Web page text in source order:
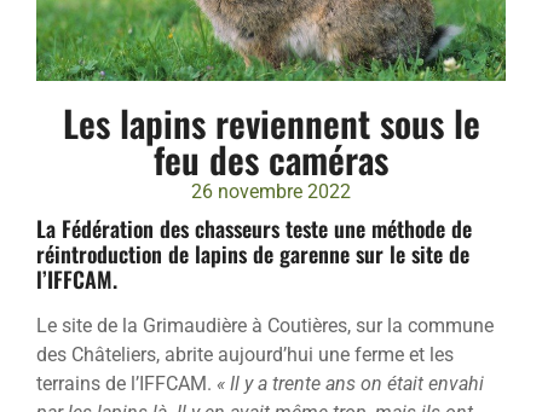
Les lapins reviennent sous le
feu des caméras
26 novembre 2022
La Fédération des chasseurs teste une méthode de
réintroduction de lapins de garenne sur le site de
l’IFFCAM.
Le site de la Grimaudière à Coutières, sur la commune
des Châteliers, abrite aujourd’hui une ferme et les
terrains de l’IFFCAM. « Il y a trente ans on était envahi